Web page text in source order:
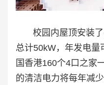
校园内屋顶安装了
总计50kW，年发电量
国香港160个4口之家
的清洁电力将每年减